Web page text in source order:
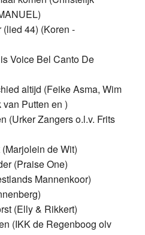
44) (Koren -
Voice Bel Canto De
altijd (Feike Asma, Wim
Putten en )
(Urker Zangers o.l.v. Frits
de Wit)
(Praise One)
Mannenkoor)
(Elly & Rikkert)
(IKK de Regenboog olv